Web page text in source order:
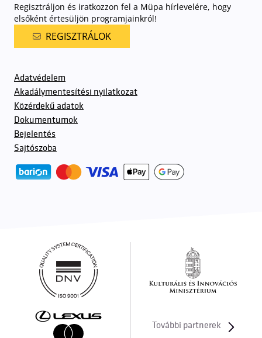
Regisztráljon és iratkozzon fel a Müpa hírlevelére, hogy
elsőként értesüljön programjainkról!
REGISZTRÁLOK
Adatvédelem
Akadálymentesítési nyilatkozat
Közérdekű adatok
Dokumentumok
Bejelentés
Sajtószoba
További partnerek